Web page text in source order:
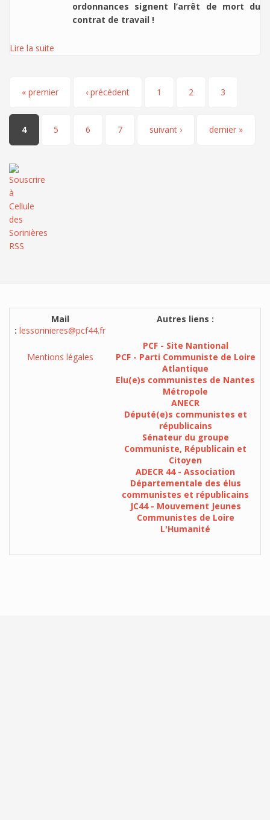
ordonnances signent l’arrêt de mort du
contrat de travail !
Lire la suite
Pages
« premier ‹ précédent 1 2 3
4 5 6 7 suivant › dernier »
Mail
: lessorinieres@pcf44.fr
Mentions légales
Autres liens :
PCF - Site Nantional
PCF - Parti Communiste de Loire
Atlantique
Elu(e)s communistes de Nantes
Métropole
ANECR
Député(e)s communistes et
républicains
Sénateur du groupe
Communiste, Républicain et
Citoyen
ADECR 44 - Association
Départementale des élus
communistes et républicains
JC44 - Mouvement Jeunes
Communistes de Loire
L'Humanité